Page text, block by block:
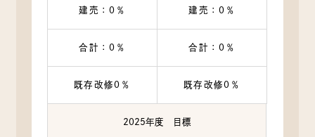
建売：0％ 建売：0％
合計：0％ 合計：0％
既存改修0％ 既存改修0％
2025年度 目標